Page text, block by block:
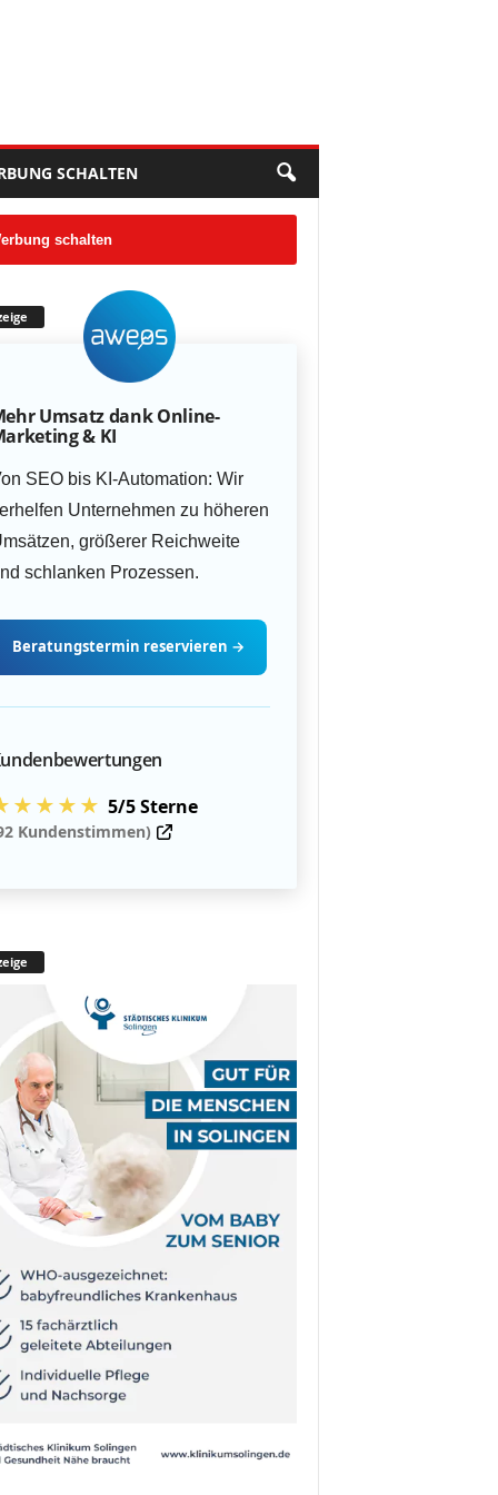
SCHALTEN
schalten
Umsatz dank Online-
& KI
SEO bis KI-Automation: Wir
Unternehmen zu höheren
größerer Reichweite
schlanken Prozessen.
Beratungstermin reservieren →
5/5 Sterne
Kundenstimmen)